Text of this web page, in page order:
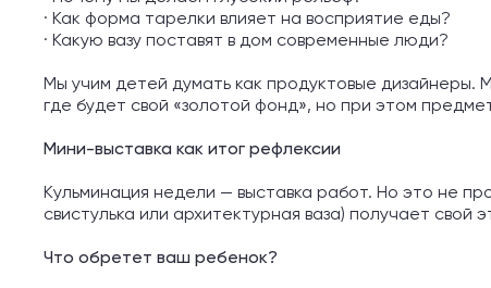
· Как форма тарелки влияет на восприятие еды?
· Какую вазу поставят в дом современные люди?
Мы учим детей думать как продуктовые дизайнеры.
где будет свой «золотой фонд», но при этом
Мини-выставка как итог рефлексии
Кульминация недели — выставка работ. Но это не
свистулька или архитектурная ваза) получает свой
Что обретет ваш ребенок?